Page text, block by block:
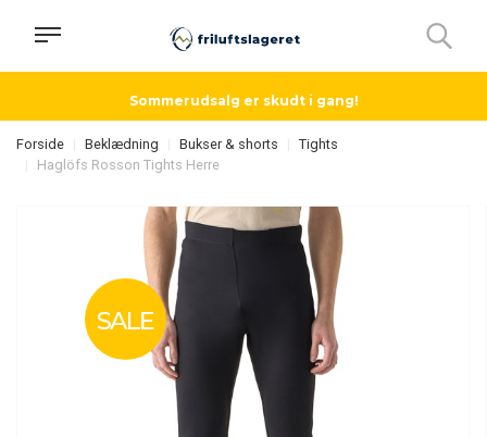
Sommerudsalg er skudt i gang!
Forside Beklædning Bukser & shorts
Tights
Haglöfs Rosson Tights Herre
SALE